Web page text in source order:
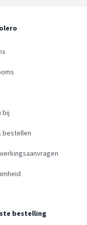
bij
bestellen
bestelling